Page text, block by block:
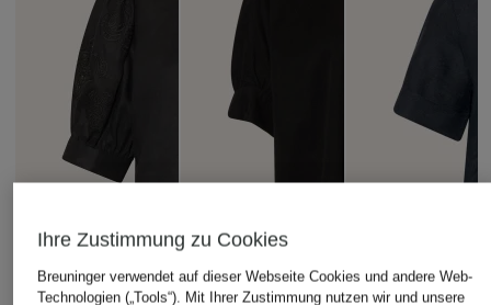
Ihre Zustimmung zu Cookies
Breuninger verwendet auf dieser Webseite Cookies und andere Web-
Technologien („Tools“). Mit Ihrer Zustimmung nutzen wir und unsere